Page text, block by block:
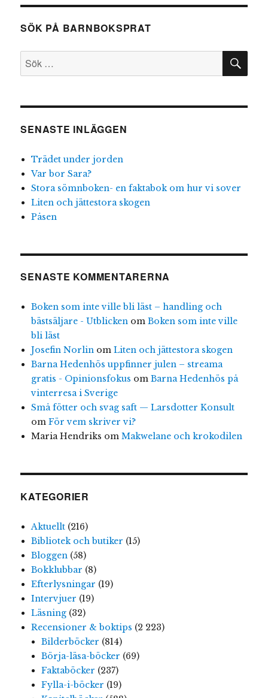
SÖK PÅ BARNBOKSPRAT
Sök
SENASTE INLÄGGEN
Trädet under jorden
Var bor Sara?
Stora sömnboken- en faktabok om hur vi sover
Liten och jättestora skogen
Påsen
SENASTE KOMMENTARERNA
Boken som inte ville bli läst – handling och
bästsäljare - Utblickenom Boken som inte ville
bli läst
Josefin Norlinom Liten och jättestora skogen
Barna Hedenhös uppfinner julen – streama
gratis - Opinionsfokus om Barna Hedenhös på
vinterresa i Sverige
Små fötter och svag saft — Larsdotter Konsult
om För vem skriver vi?
Maria Hendriks om Makwelane och krokodilen
KATEGORIER
Aktuellt(216)
Bibliotek och butiker (15)
Bloggen(58)
Bokklubbar (8)
Efterlysningar (19)
Intervjuer (19)
Läsning(32)
Recensioner & boktips (2 223)
Bilderböcker (814)
Börja-läsa-böcker (69)
Faktaböcker (237)
Fylla-i-böcker (19)